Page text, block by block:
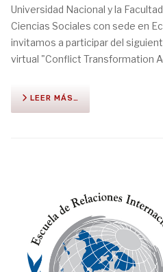
Universidad Nacional y la
Ciencias Sociales con sede en
invitamos a participar del
virtual "Conflict Transformation
LEER MÁS…